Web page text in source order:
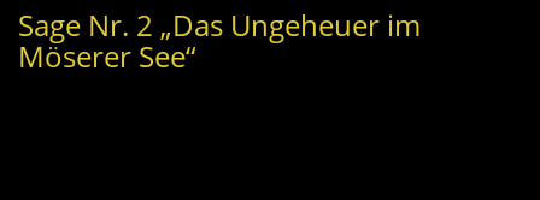
Sage Nr. 2 „Das Ungeheuer im
Möserer See“